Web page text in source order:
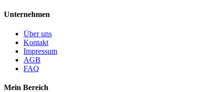
Unternehmen
Über uns
Kontakt
Impressum
AGB
FAQ
Mein Bereich